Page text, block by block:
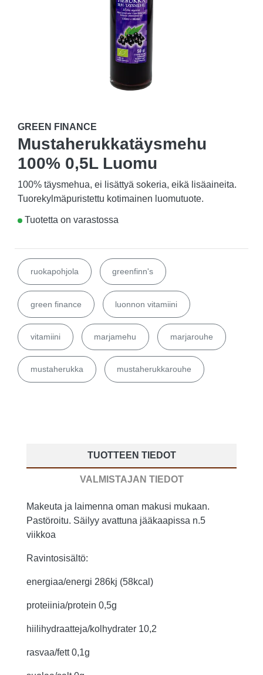
GREEN FINANCE
Mustaherukkatäysmehu
100% 0,5L Luomu
100% täysmehua, ei lisättyä sokeria, eikä lisäaineita.
Tuorekylmäpuristettu kotimainen luomutuote.
Tuotetta on varastossa
ruokapohjola greenfinn's
green finance luonnon vitamiini
vitamiini marjamehu marjarouhe
mustaherukka mustaherukkarouhe
TUOTTEEN TIEDOT
VALMISTAJAN TIEDOT
Makeuta ja laimenna oman makusi mukaan.
Pastöroitu. Säilyy avattuna jääkaapissa n.5
viikkoa
Ravintosisältö:
energiaa/energi 286kj (58kcal)
proteiinia/protein 0,5g
hiilihydraatteja/kolhydrater 10,2
rasvaa/fett 0,1g